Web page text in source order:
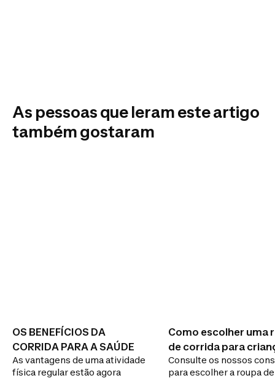
As pessoas que leram este artigo
também gostaram
OS BENEFÍCIOS DA
CORRIDA PARA A SAÚDE
As vantagens de uma atividade
física regular estão agora
Como escolher uma
de corrida para
Consulte os nossos
para escolher a roupa de